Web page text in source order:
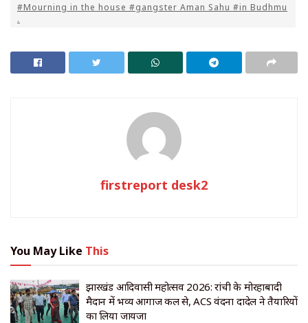
#Mourning in the house #gangster Aman Sahu #in Budhmu
.
firstreport desk2
You May Like This
झारखंड आदिवासी महोत्सव 2026: रांची के मोरहाबादी
मैदान में भव्य आगाज कल से, ACS वंदना दादेल ने तैयारियों
का लिया जायजा